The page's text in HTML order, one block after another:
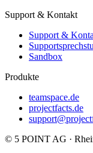
Support & Kontakt
Support &
Sandbox
Produkte
teamspace.de
projectfacts.de
© 5 POINT AG ·